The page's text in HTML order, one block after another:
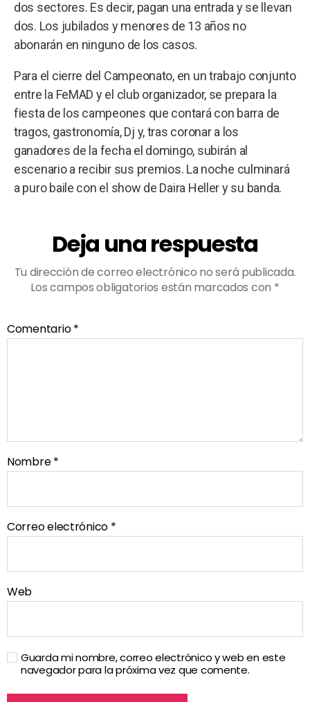
dos sectores. Es decir, pagan una entrada y se llevan
dos. Los jubilados y menores de 13 años no
abonarán en ninguno de los casos.
Para el cierre del Campeonato, en un trabajo conjunto
entre la FeMAD y el club organizador, se prepara la
fiesta de los campeones que contará con barra de
tragos, gastronomía, Dj y, tras coronar a los
ganadores de la fecha el domingo, subirán al
escenario a recibir sus premios. La noche culminará
a puro baile con el show de Daira Heller y su banda.
Deja una respuesta
Tu dirección de correo electrónico no será publicada.
Los campos obligatorios están marcados con *
Comentario*
Nombre*
Correo electrónico *
Web
Guarda mi nombre, correo electrónico y web en este
navegador para la próxima vez que comente.